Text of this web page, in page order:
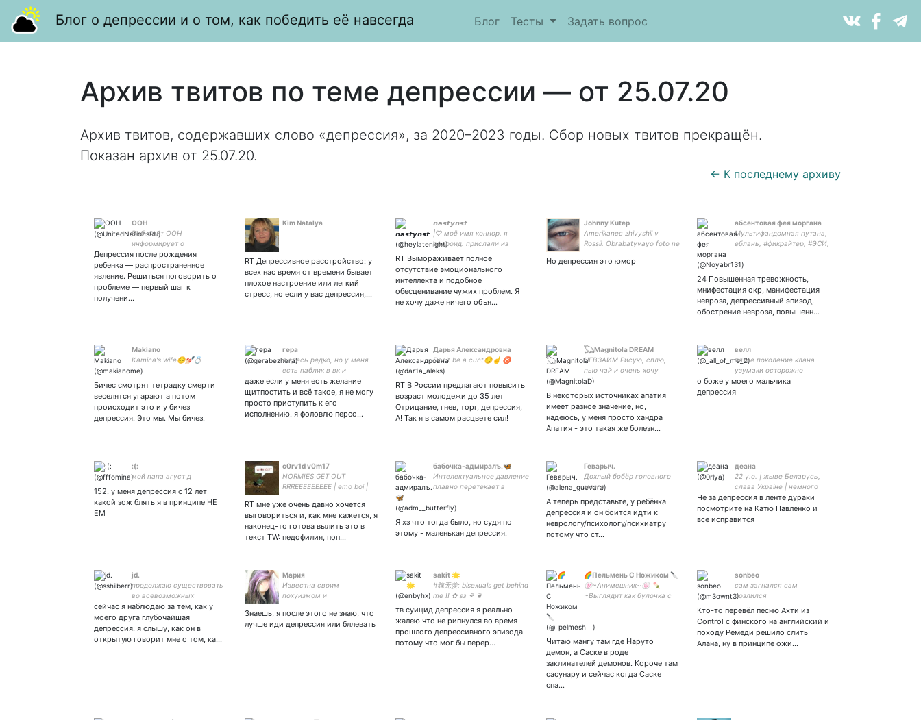
Блог о депрессии и о том, как победить её навсегда Блог Тесты Задать вопрос
Архив твитов по теме депрессии — от 25.07.20
Архив твитов, содержавших слово «депрессия», за 2020–2023 годы. Сбор новых твитов прекращён.
Показан архив от 25.07.20.
← К последнему архиву
ООН
Веб-сайт ООН
информирует о
деятельности ООН в штаб-
квартире Организации в
Нью-Йорке и во всем
мире. Ретвиты могут не
отражать официальную
Депрессия после рождения
ребенка — распространенное
явление. Решиться поговорить о
проблеме — первый шаг к
получени…
Kim Natalya
RT Депрессивное расстройство: у
всех нас время от времени бывает
плохое настроение или легкий
стресс, но если у вас депрессия,…
𝙣𝙖𝙨𝙩𝙮𝙣𝙨𝙩
|♡ моё имя коннор. я
андроид. прислали из
RT Вымораживает полное
отсутствие эмоционального
интеллекта и подобное
обесценивание чужих проблем. Я
не хочу даже ничего объя…
Johnny Kutep
Amerikanec zhivyshii v
Rossii. Obrabatyvayo foto ne
svodnye tablicy. Tvoi lichnyi
Но депрессия это юмор
абсентовая фея моргана
Мультифандомная путана,
еблань, #фикрайтер, #ЭСИ,
порно-фея из Алфея
24 Повышенная тревожность,
мнифестация окр, манифестация
невроза, депрессивный эпизод,
обострение невроза, повышенн…
Makiano
Kamina's wife😔💅🏻💍
Бичес смотрят тетрадку смерти
веселятся угарают а потом
происходит это и у бичез
депрессия. Это мы. Мы бичез.
гера
я здесь редко, но у меня
есть паблик в вк и
инстаграм там я тусю
чаще😳 she/her
даже если у меня есть желание
щитпостить и всё такое, я не могу
просто приступить к его
исполнению. я фоловлю персо…
Дарья Александровна
Don't be a cunt😏☝ ♉
RT В России предлагают повысить
возраст молодежи до 35 лет
Отрицание, гнев, торг, депрессия,
А! Так я в самом расцвете сил!
𓆏Magnitola DREAM
НЕВЗАИМ Рисую, сплю,
пью чай и очень хочу
крылья Пишу о том, что
просто пишу в шутку Вдох
выдох вздох сдох
В некоторых источниках апатия
имеет разное значение, но,
надеюсь, у меня просто хандра
Апатия - это такая же болезн…
велл
пятое поколение клана
узумаки осторожно
стреляю в шашлык
о боже у моего мальчика
депрессия
:(:
мой папа агуст д
152. у меня депрессия с 12 лет
какой зож блять я в принципе НЕ
ЕМ
c0rv1d v0m17
NORMIES GET OUT
RRREEEEEEEEE | emo boi |
crime | edgelord¿ | birb furry
artist | MSI enthusiast | art:
RT мне уже очень давно хочется
выговориться и, как мне кажется, я
наконец-то готова вылить это в
текст TW: педофилия, поп…
бабочка-адмиралъ.🦋
Интелектуальное давление
плавно перетекает в
Я хз что тогда было, но судя по
этому - маленькая депрессия.
Геварыч.
Дохлый бобёр головного
мозга
А теперь представьте, у ребёнка
депрессия и он боится идти к
неврологу/психологу/психиатру
потому что ст…
деана
22 y.o. | жыве Беларусь,
слава Украіне | немного
еск и славяне (вучу
беларускую, але пакуль не
магу размаўляць)
Че за депрессия в ленте дураки
посмотрите на Катю Павленко и
все исправится
jd.
продолжаю существовать
во всевозможных
фандомах, начиная с эмо-
квартета и сериалов,
заканчивая к-попом и
аниме.
сейчас я наблюдаю за тем, как у
моего друга глубочайшая
депрессия. я слышу, как он в
открытую говорит мне о том, ка…
Мария
Известна своим
похуизмом и
Знаешь, я после этого не знаю, что
лучше иди депрессия или бллевать
sakit 🌟
#魏无羡: bisexuals get behind
me !! ✿ 𐐪𐑂 ⚘ ❦
тв суицид депрессия я реально
жалею что не рипнулся во время
прошлого депрессивного эпизода
потому что мог бы перер…
🌈Пельмень С Ножиком 🔪
🍥~Анимешник~🍥 🍡
~Выглядит как булочка с
~истребитель чужой
Читаю мангу там где Наруто
демон, а Саске в роде
заклинателей демонов. Короче там
сасунару и сейчас когда Саске
спа…
sonbeo
сам загнался сам
позлился
Кто-то перевёл песню Ахти из
Control с финского на английский и
походу Ремеди решило слить
Алана, ну в принципе ожи…